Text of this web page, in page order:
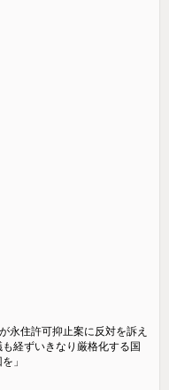
永住許可抑止案に反対を訴え
も経ずいきなり厳格化する国
」